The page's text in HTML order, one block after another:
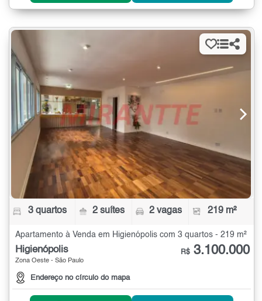
3 quartos 2 suítes 2 vagas 219 m²
Apartamento à Venda em Higienópolis com 3 quartos - 219 m²
Higienópolis
Zona Oeste - São Paulo
Endereço no círculo do mapa
R$ 3.100.000